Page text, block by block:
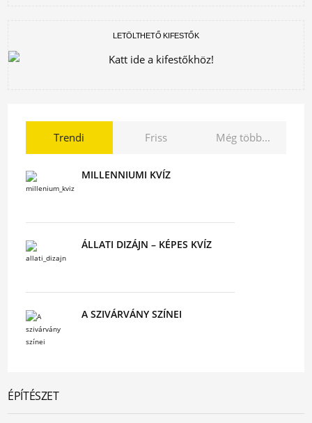
LETÖLTHETŐ KIFESTŐK
Trendi Friss Még több...
MILLENNIUMI KVÍZ
ÁLLATI DIZÁJN – KÉPES KVÍZ
A SZIVÁRVÁNY SZÍNEI
ÉPÍTÉSZET